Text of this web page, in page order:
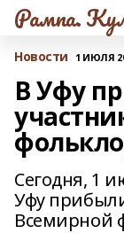
Рампа.
Новости 1 ИЮЛЯ
В Уфу
Сегодня, 1
Уфу
Всемирной